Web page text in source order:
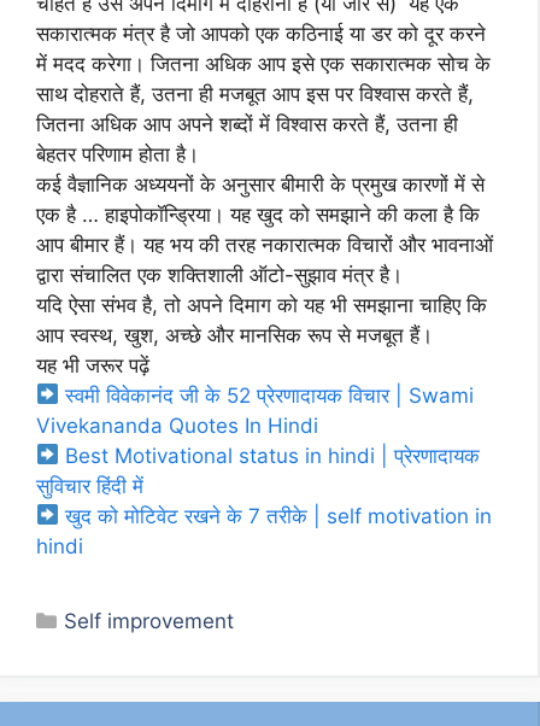
सकारात्मक मंत्र है जो आपको एक कठिनाई या डर को दूर करने
में मदद करेगा। जितना अधिक आप इसे एक सकारात्मक सोच के
साथ दोहराते हैं, उतना ही मजबूत आप इस पर विश्वास करते हैं,
जितना अधिक आप अपने शब्दों में विश्वास करते हैं, उतना ही
बेहतर परिणाम होता है।
कई वैज्ञानिक अध्ययनों के अनुसार बीमारी के प्रमुख कारणों में से
एक है … हाइपोकॉन्ड्रिया। यह खुद को समझाने की कला है कि
आप बीमार हैं। यह भय की तरह नकारात्मक विचारों और भावनाओं
द्वारा संचालित एक शक्तिशाली ऑटो-सुझाव मंत्र है।
यदि ऐसा संभव है, तो अपने दिमाग को यह भी समझाना चाहिए कि
आप स्वस्थ, खुश, अच्छे और मानसिक रूप से मजबूत हैं।
यह भी जरूर पढ़ें
स्वमी विवेकानंद जी के 52 प्रेरणादायक विचार | Swami
Vivekananda Quotes In Hindi
Best Motivational status in hindi | प्रेरणादायक
सुविचार हिंदी में
खुद को मोटिवेट रखने के 7 तरीके | self motivation in
hindi
Categories
Self improvement